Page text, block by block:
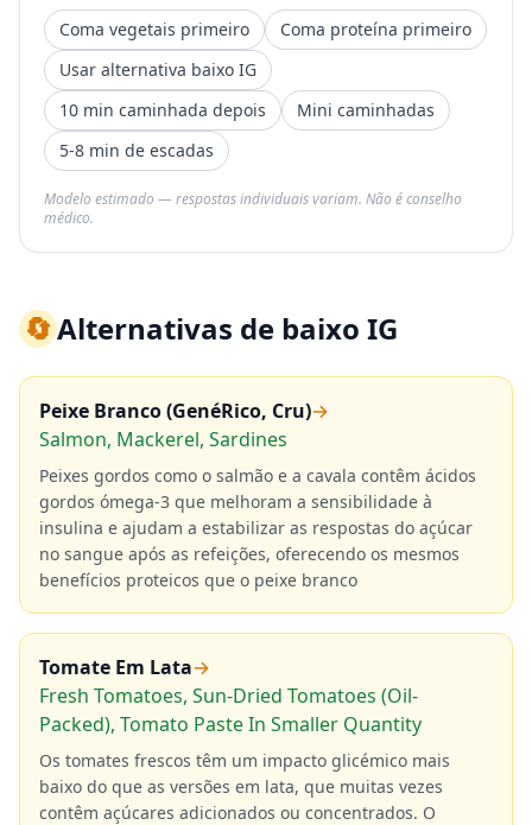
Coma vegetais primeiro
Coma proteína primeiro
Usar alternativa baixo IG
10 min caminhada depois
Mini caminhadas
5-8 min de escadas
Modelo estimado — respostas individuais variam. Não é conselho
médico.
🔄Alternativas de baixo IG
Peixe Branco (GenéRico, Cru)→
Salmon, Mackerel, Sardines
Peixes gordos como o salmão e a cavala contêm ácidos
gordos ómega-3 que melhoram a sensibilidade à
insulina e ajudam a estabilizar as respostas do açúcar
no sangue após as refeições, oferecendo os mesmos
benefícios proteicos que o peixe branco
Tomate Em Lata→
Fresh Tomatoes, Sun-Dried Tomatoes (Oil-
Packed), Tomato Paste In Smaller Quantity
Os tomates frescos têm um impacto glicémico mais
baixo do que as versões em lata, que muitas vezes
contêm açúcares adicionados ou concentrados. O